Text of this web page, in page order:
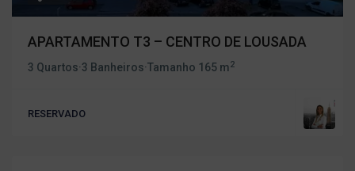
APARTAMENTO T3 – CENTRO DE LOUSADA
3 Quartos·3 Banheiros·Tamanho 165 m2
RESERVADO